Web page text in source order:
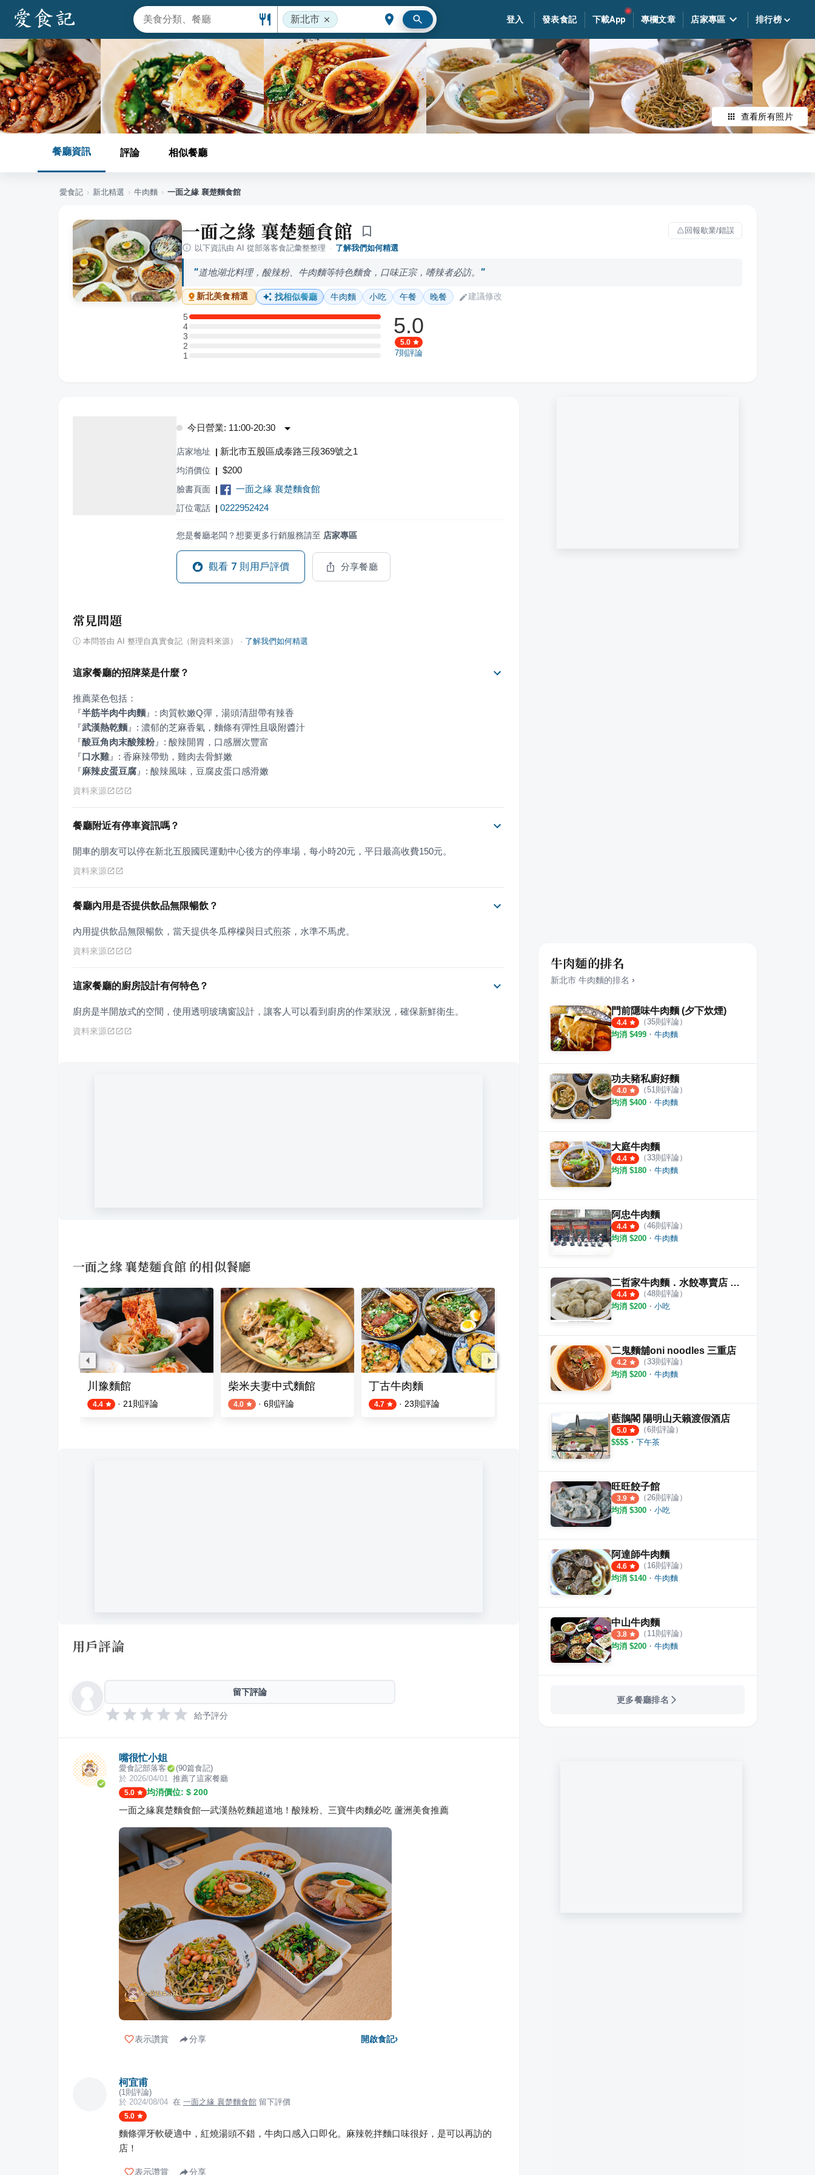
新北市 登入 發表食記 下載App 專欄文章 店家專區 排行榜
查看所有照片
餐廳資訊 評論 相似餐廳
愛食記 › 新北精選 › 牛肉麵 › 一面之緣 襄楚麵食館
一面之緣 襄楚麵食館
回報歇業/錯誤
以下資訊由 AI 從部落客食記彙整整理 · 了解我們如何精選
道地湖北料理，酸辣粉、牛肉麵等特色麵食，口味正宗，嗜辣者必訪。
新北美食精選 找相似餐廳 牛肉麵 小吃 午餐 晚餐 建議修改
5
5 星：4 則評論
4
4 星：0 則評論
3
3 星：0 則評論
2
2 星：0 則評論
11 星：0 則評論
5.0
5.0
7則評論
今日營業: 11:00-20:30
店家地址 | 新北市五股區成泰路三段369號之1
均消價位 | $200
臉書頁面 | 一面之緣 襄楚麵食館
訂位電話 | 0222952424
您是餐廳老闆？想要更多行銷服務請至 店家專區
觀看 7 則用戶評價 分享餐廳
常見問題
ⓘ 本問答由 AI 整理自真實食記（附資料來源） · 了解我們如何精選
這家餐廳的招牌菜是什麼？
『半筋半肉牛肉麵 』
『武漢熱乾麵 』
『酸豆角肉末酸辣粉』
『口水雞』
『麻辣皮蛋豆腐 』 : 酸辣風味，豆腐皮蛋口感滑嫩
資料來源
餐廳附近有停車資訊嗎？
開車的朋友可以停在新北五股國民運動中心後方的停車場，每小時20元，平日最高收費150元。
資料來源
餐廳內用是否提供飲品無限暢飲？
內用提供飲品無限暢飲，當天提供冬瓜檸檬與日式煎茶，水準不馬虎。
資料來源
這家餐廳的廚房設計有何特色？
廚房是半開放式的空間，使用透明玻璃窗設計，讓客人可以看到廚房的作業狀況，確保新鮮衛生。
資料來源
一面之緣 襄楚麵食館 的相似餐廳
川豫麵館
4.4 · 21 則評論
柴米夫妻中式麵館
4.0 · 6則評論
丁古牛肉麵
4.7 · 23則評論
鄧食味麵食館
用戶評論
留下評論
給予評分
嘴很忙小姐
愛食記部落客 (90篇食記)
於 2026/04/01 推薦了這家餐廳
5.0 均消價位: $ 200
一面之緣襄楚麵食館—武漢熱乾麵超道地！酸辣粉、三寶牛肉麵必吃 蘆洲美食推薦
表示讚賞 分享 開啟食記›
柯宜甫
(1 則評論)
於 2024/08/04 在 一面之緣 襄楚麵食館 留下評價
5.0
麵條彈牙軟硬適中，紅燒湯頭不錯，牛肉口感入口即化。麻辣乾拌麵口味很好，是可以再訪的
店！
表示讚賞 分享
牛肉麵的排名
新北市 牛肉麵的排名 ›
門前隱味牛肉麵 (夕下炊煙)
4.4 （35則評論）
均消 $499 ・ 牛肉麵
功夫豬私廚好麵
4.0 （51則評論）
均消 $400 ・ 牛肉麵
大庭牛肉麵
4.4 （33則評論）
均消 $180 ・ 牛肉麵
阿忠牛肉麵
4.4 （46則評論）
均消 $200 ・ 牛肉麵
二哲家牛肉麵．水餃專賣店 牛肉麵
4.4 （48則評論）
均消 $200 ・ 小吃
二鬼麵舖oni noodles 三重店
4.2 （33則評論）
均消 $200 ・ 牛肉麵
藍鵲閣 陽明山天籟渡假酒店
5.0 （6則評論）
$$$$ ・ 下午茶
旺旺餃子館
3.9 （26則評論）
均消 $300 ・ 小吃
阿達師牛肉麵
4.6 （ 16則評論）
均消 $140 ・ 牛肉麵
中山牛肉麵
3.8 （ 11則評論）
均消 $200 ・ 牛肉麵
更多餐廳排名